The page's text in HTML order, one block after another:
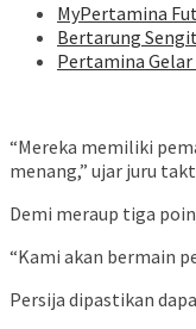
MyPertamina
​Bertarung
Pertamina
“Mereka memiliki
menang,” ujar juru
Demi meraup tiga
“Kami akan bermain
Persija dipastikan